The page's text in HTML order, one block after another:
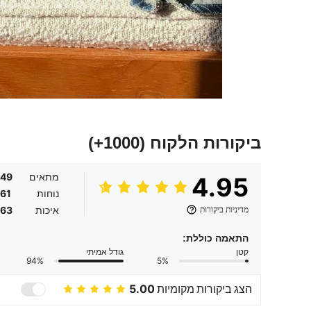
ביקורות הלקוח (1000+)
4.95
מדיניות ביקורות
מתאים
נוחות
איכות
התאמה כוללת:
קטן
5%
גודל אמיתי
94%
הצג ביקורות מקומיות5.00